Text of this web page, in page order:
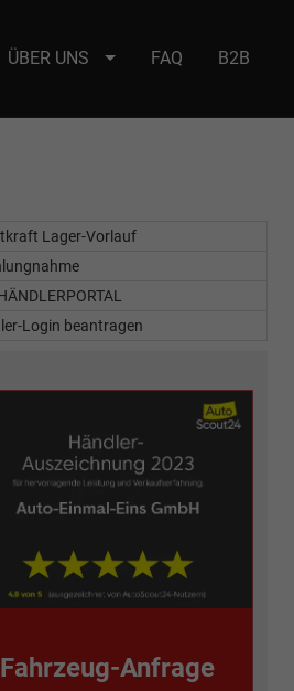
to address or value: selector2-aee-
ÜBER UNS FAQ B2B
Lager-Vorlauf
Login beantragen
Fahrzeug-Anfrage